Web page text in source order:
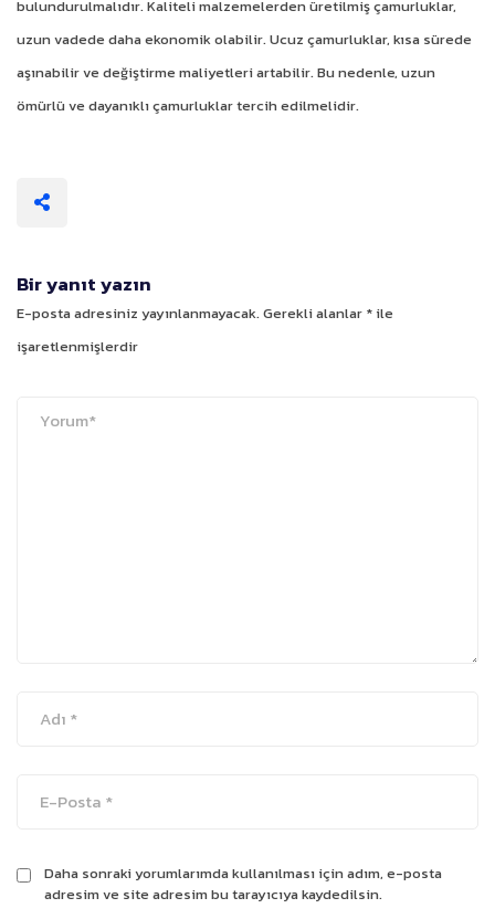
bulundurulmalıdır. Kaliteli malzemelerden üretilmiş çamurluklar,
uzun vadede daha ekonomik olabilir. Ucuz çamurluklar, kısa sürede
aşınabilir ve değiştirme maliyetleri artabilir. Bu nedenle, uzun
ömürlü ve dayanıklı çamurluklar tercih edilmelidir.
Bir yanıt yazın
E-posta adresiniz yayınlanmayacak.Gerekli alanlar * ile
işaretlenmişlerdir
Daha sonraki yorumlarımda kullanılması için adım, e-posta
adresim ve site adresim bu tarayıcıya kaydedilsin.